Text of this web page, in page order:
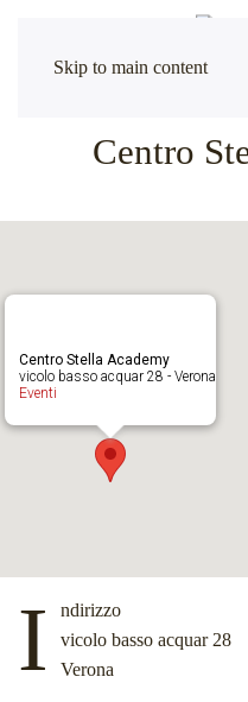
Skip to main content
Centro
Centro Stella Academy
vicolo basso acquar 28 - Verona
Eventi
I
ndirizzo
vicolo basso acquar 28
Verona